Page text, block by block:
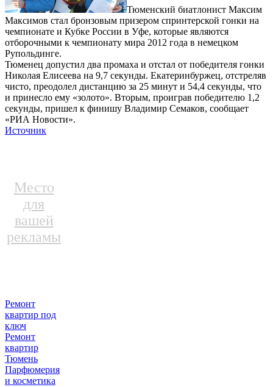
Тюменский биатлонист Максим
Максимов стал бронзовым призером спринтерской гонки на
чемпионате и Кубке России в Уфе, которые являются
отборочными к чемпионату мира 2012 года в немецком
Рупольдинге.
Тюменец допустил два промаха и отстал от победителя гонки
Николая Елисеева на 9,7 секунды. Екатеринбуржец, отстреляв
чисто, преодолел дистанцию за 25 минут и 54,4 секунды, что
и принесло ему «золото». Вторым, проиграв победителю 1,2
секунды, пришел к финишу Владимир Семаков, сообщает
«РИА Новости».
Источник
Место
для
вашей
рекламы
Ремонт
квартир под
ключ
Ремонт
квартир
Тюмень
Парфюмерия
и косметика